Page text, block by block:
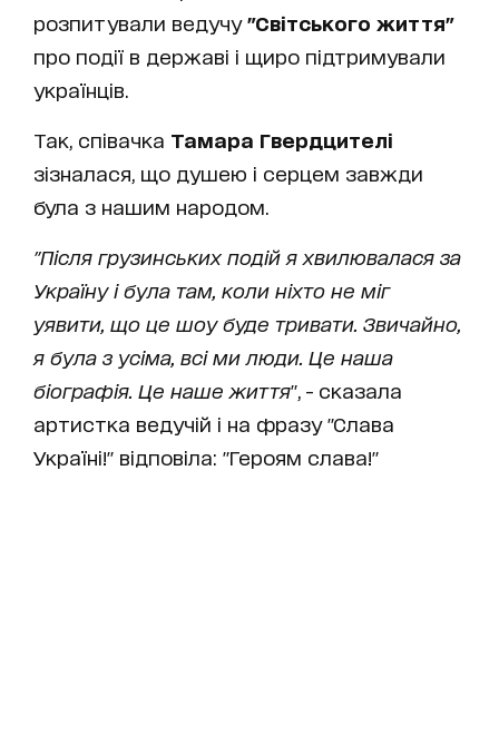
розпитували ведучу "Світського життя"
про події в державі і щиро підтримували
українців.
Так, співачка Тамара Гвердцителі
зізналася, що душею і серцем завжди
була з нашим народом.
"Після грузинських подій я хвилювалася за
Україну і була там, коли ніхто не міг
уявити, що це шоу буде тривати. Звичайно,
я була з усіма, всі ми люди. Це наша
біографія. Це наше життя", - сказала
артистка ведучій і на фразу "Слава
Україні!" відповіла: "Героям слава!"